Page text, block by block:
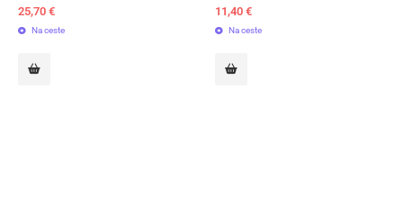
25,70 €
Na ceste
11,40 €
Na ceste